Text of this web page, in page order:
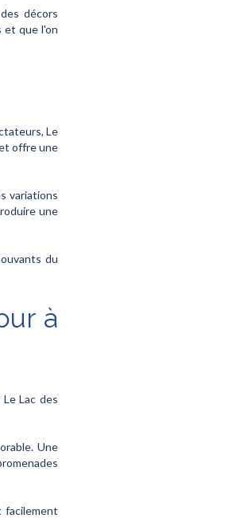
décors
et que l'on
Le
offre une
variations
une
du
à
Lac des
Une
facilement